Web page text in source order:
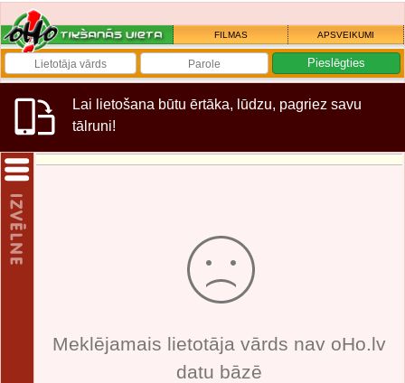
FILMAS APSVEIKUMI
Lai lietošana būtu ērtāka, lūdzu, pagriez savu
tālruni!
Meklējamais lietotāja vārds nav oHo.lv
datu bāzē